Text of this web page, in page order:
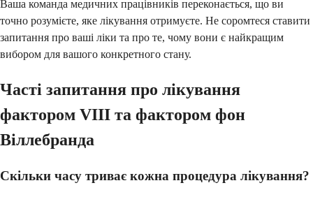
Ваша команда медичних працівників переконається, що ви
точно розумієте, яке лікування отримуєте. Не соромтеся ставити
запитання про ваші ліки та про те, чому вони є найкращим
вибором для вашого конкретного стану.
Часті запитання про лікування
фактором VIII та фактором фон
Віллебранда
Скільки часу триває кожна процедура лікування?